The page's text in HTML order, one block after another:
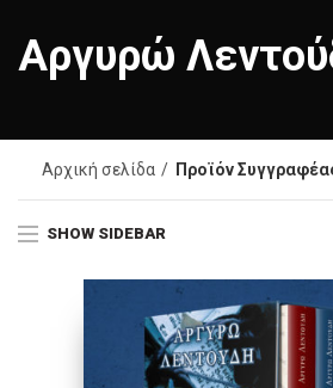
Αργυρώ
Αρχική σελίδα Προϊόν
SHOW SIDEBAR